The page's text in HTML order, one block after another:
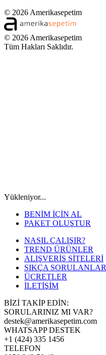
© 2026 Amerikasepetim
© 2026 Amerikasepetim
Tüm Hakları Saklıdır.
Yükleniyor...
BENİM İÇİN AL
PAKET OLUŞTUR
NASIL ÇALIŞIR?
TREND ÜRÜNLER
ALIŞVERİŞ SİTELERİ
SIKÇA SORULANLAR
ÜCRETLER
İLETİŞİM
BİZİ TAKİP EDİN:
SORULARINIZ MI VAR?
destek@amerikasepetim.com
WHATSAPP DESTEK
+1 (424) 335 1456
TELEFON